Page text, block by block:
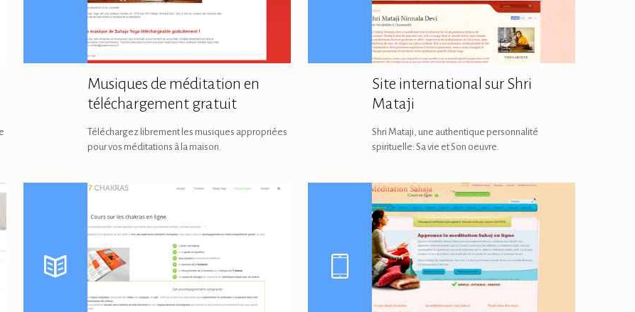
Musiques de méditation en
téléchargement gratuit
Téléchargez librement les musiques appropriées
pour vos méditations à la maison.
Site international sur Shri
Mataji
Shri Mataji, une authentique personnalité
spirituelle: Sa vie et Son oeuvre.